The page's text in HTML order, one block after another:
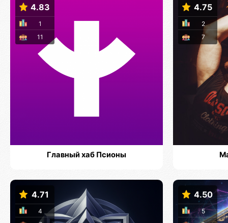
4.83
11
1
Главный хаб Псионы
4.75
7
2
4.71
4
4.50
5